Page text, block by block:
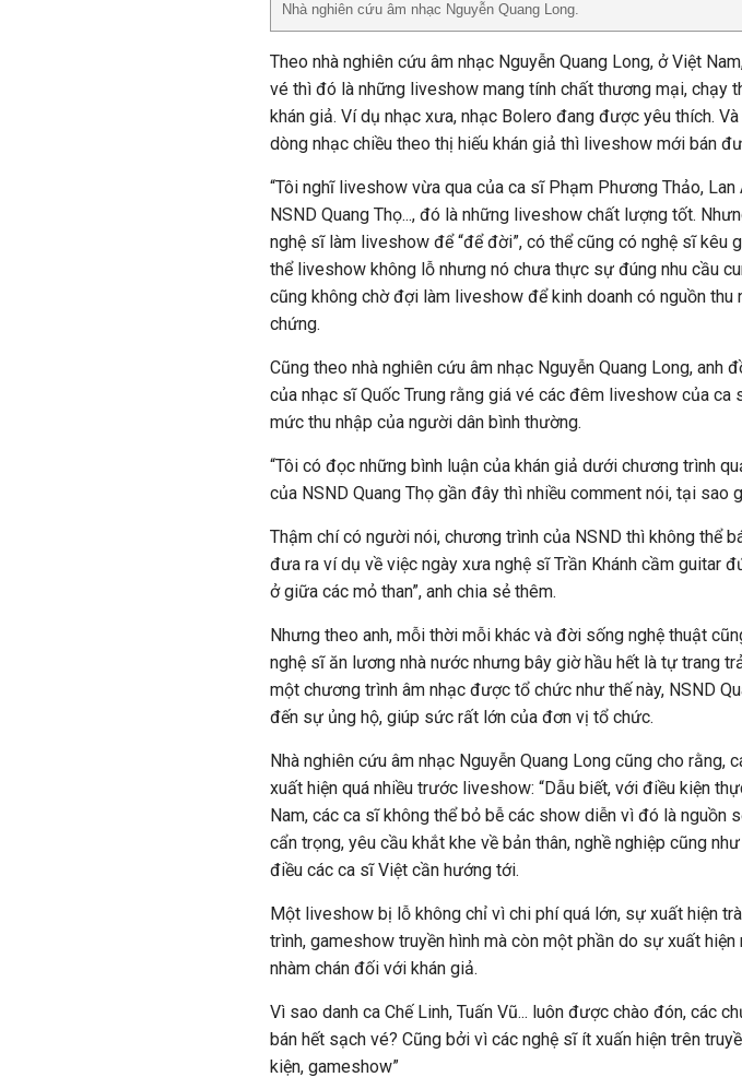
Nhà nghiên cứu âm nhạc Nguyễn Quang Long.
Theo nhà nghiên cứu âm nhạc Nguyễn Quang Long, ở Việt
vé thì đó là những liveshow mang tính chất thương mại, chạy
khán giả. Ví dụ nhạc xưa, nhạc Bolero đang được yêu thích.
dòng nhạc chiều theo thị hiếu khán giả thì liveshow mới bán
“Tôi nghĩ liveshow vừa qua của ca sĩ Phạm Phương Thảo, Lan
NSND Quang Thọ..., đó là những liveshow chất lượng tốt.
nghệ sĩ làm liveshow để “để đời”, có thể cũng có nghệ sĩ kêu
thể liveshow không lỗ nhưng nó chưa thực sự đúng nhu cầu
cũng không chờ đợi làm liveshow để kinh doanh có nguồn thu
chứng.
Cũng theo nhà nghiên cứu âm nhạc Nguyễn Quang Long, anh
của nhạc sĩ Quốc Trung rằng giá vé các đêm liveshow của ca
mức thu nhập của người dân bình thường.
“Tôi có đọc những bình luận của khán giả dưới chương trình
của NSND Quang Thọ gần đây thì nhiều comment nói, tại sao
Thậm chí có người nói, chương trình của NSND thì không thể
đưa ra ví dụ về việc ngày xưa nghệ sĩ Trần Khánh cầm guitar
ở giữa các mỏ than”, anh chia sẻ thêm.
Nhưng theo anh, mỗi thời mỗi khác và đời sống nghệ thuật
nghệ sĩ ăn lương nhà nước nhưng bây giờ hầu hết là tự trang
một chương trình âm nhạc được tổ chức như thế này, NSND
đến sự ủng hộ, giúp sức rất lớn của đơn vị tổ chức.
Nhà nghiên cứu âm nhạc Nguyễn Quang Long cũng cho rằng,
xuất hiện quá nhiều trước liveshow: “Dẫu biết, với điều kiện
Nam, các ca sĩ không thể bỏ bễ các show diễn vì đó là nguồn
cẩn trọng, yêu cầu khắt khe về bản thân, nghề nghiệp cũng
điều các ca sĩ Việt cần hướng tới.
Một liveshow bị lỗ không chỉ vì chi phí quá lớn, sự xuất hiện
trình, gameshow truyền hình mà còn một phần do sự xuất hiện
nhàm chán đối với khán giả.
Vì sao danh ca Chế Linh, Tuấn Vũ... luôn được chào đón, các
bán hết sạch vé? Cũng bởi vì các nghệ sĩ ít xuấn hiện trên
kiện, gameshow”